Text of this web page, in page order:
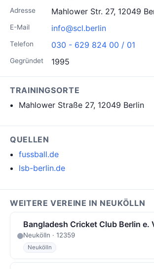
Adresse Mahlower Str. 27, 12049
E-Mail info@scl.berlin
Telefon 030 - 629 824 00 / 01
Gegründet 1995
TRAININGSORTE
Mahlower Straße 27, 12049 Berlin
QUELLEN
fussball.de
lsb-berlin.de
WEITERE VEREINE IN NEUKÖLLN
Bangladesh Cricket Club Berlin e.
Neukölln · 12359
Neukölln